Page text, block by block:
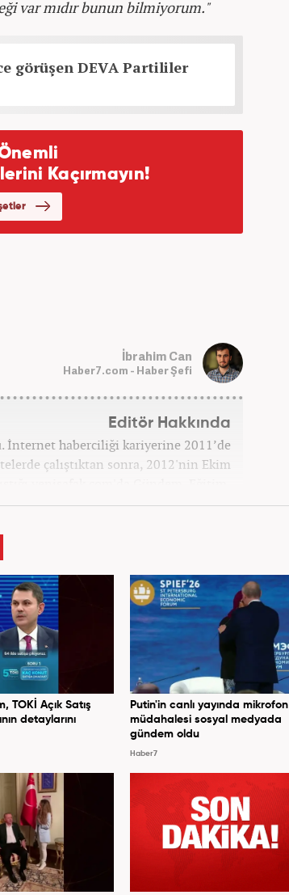
var mıdır bunun bilmiyorum."
görüşen DEVA Partililer
İbrahim Can
Haber7.com - Haber Şefi
Editör Hakkında
haberciliği kariyerine 2011’de
çalıştıktan sonra, 2012'nin Ekim
yenisafak.com'da Gündem, Eğitim,
çalıştı. Bir süre akşam sorumluluğu
Haber7 hem de Yeni Şafak'ta kültür
olmak üzere birçok alanda özel haber,
Haber Şefi olarak çalışmalarına
devam etmektedir.
TOKİ Açık Satış
detaylarını
Putin'in canlı yayında mikrofon
müdahalesi sosyal medyada
gündem oldu
Haber7